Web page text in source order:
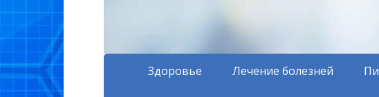
Здоровье Лечение болезней